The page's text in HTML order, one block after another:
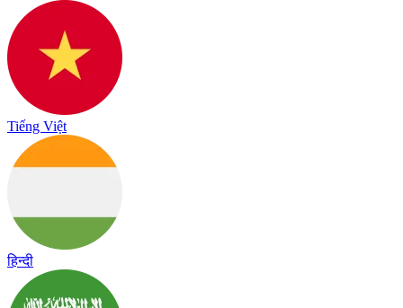
Tiếng Việt
हिन्दी